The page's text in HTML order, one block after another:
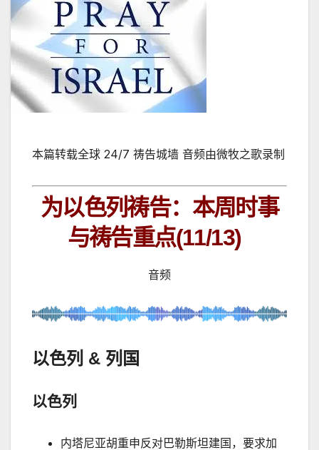
本篇转载全球 24/7 祷告城墙 音频由微牧之歌录制
为以色列祷告：本周时事
与祷告重点(11/13)
音频
以色列 & 列国
以色列
内塔尼亚胡重申反对巴勒斯坦建国，要求加